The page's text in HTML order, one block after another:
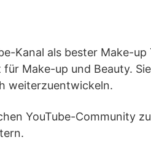
Kanal als bester Make-
Make-up und Beauty.
weiterzuentwickeln.
YouTube-Community